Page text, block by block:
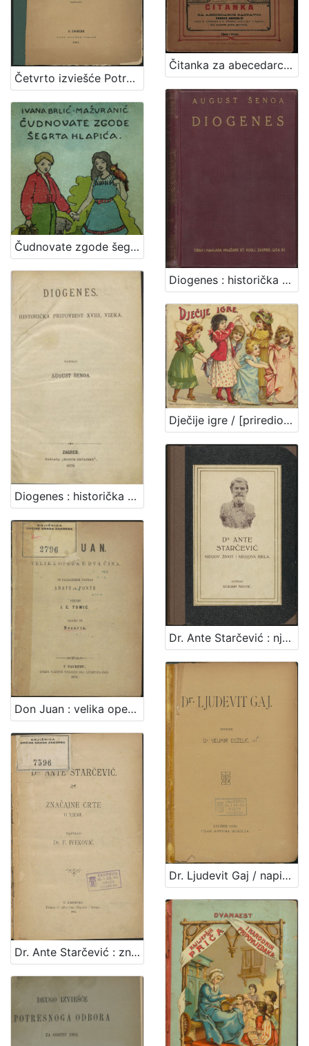
Četvrto izviešće Potresnoga odbora za godinu 1886. / sastavili M. Kišpatić i J. Torbar
Čitanka za abecedarce / sastavio Franjo Anderlić
Čudnovate zgode šegrta Hlapića : pripovijest za djecu / napisala Ivana Brlić-Mažuranić ; sa slikama Naste Šenoa-Rojc
Diogenes : historička pripoviest XVIII. vieka / August Šenoa
Diogenes : historička pripoviest XVIII. vieka / napisao August Šenoa
Dječije igre / [priredio J. V. Tenjac]
Don Juan : velika opera u dva čina / po talijanskom napisao de Ponte ; preveo J. E. Tomić
Dr. Ante Starčević : njegov život i njegova djela / Kerubin Šegvić
Dr. Ante Starčević : značajne crte o njemu / napisao F. Iveković
Dr. Ljudevit Gaj / napisao Velimir Deželić